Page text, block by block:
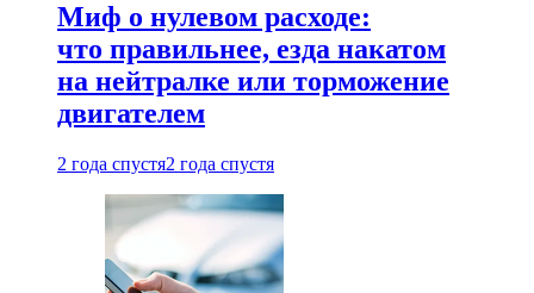
Миф о нулевом расходе:
что правильнее, езда накатом
на нейтралке или торможение
двигателем
2 года спустя2 года спустя